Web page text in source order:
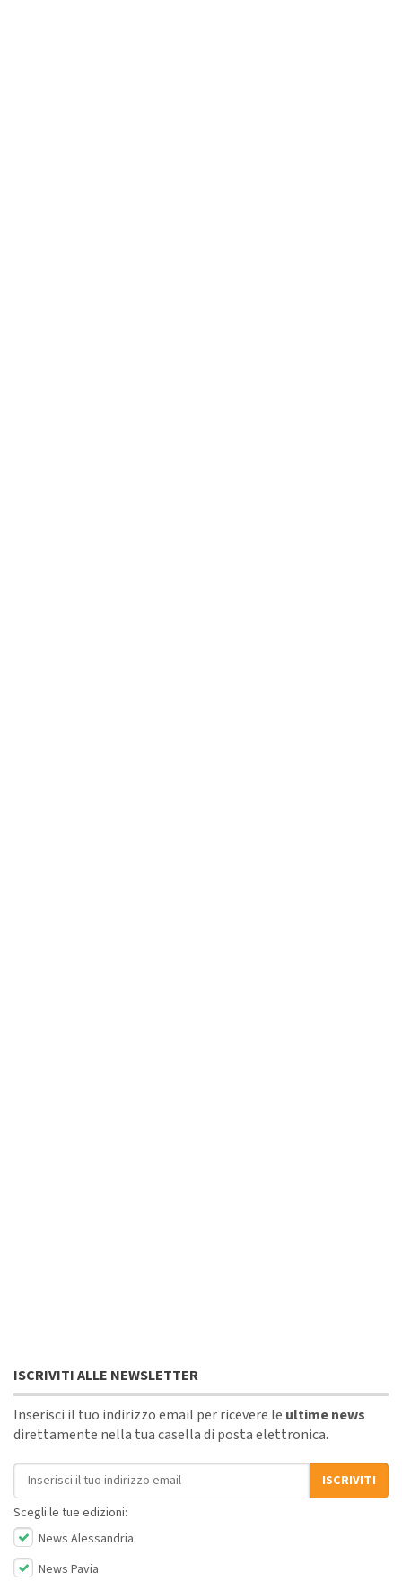
ISCRIVITI ALLE NEWSLETTER
Inserisci il tuo indirizzo email per ricevere le ultime news
direttamente nella tua casella di posta elettronica.
Indirizzo email
ISCRIVITI
Scegli le tue edizioni:
News Alessandria
News Pavia